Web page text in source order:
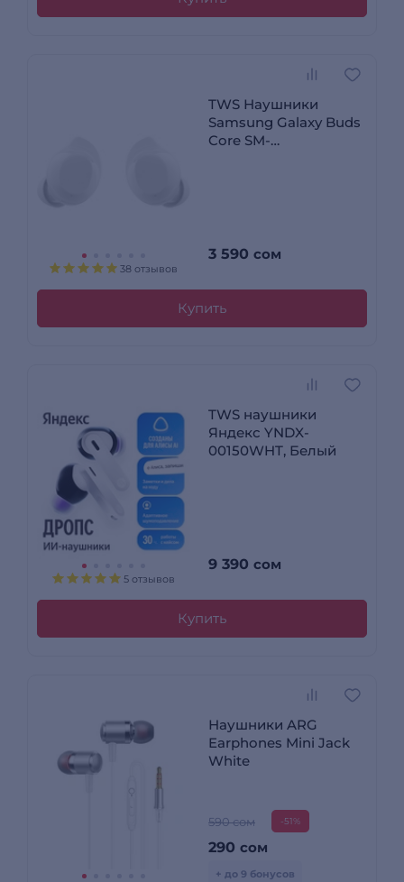
38 отзывов
TWS Наушники
Samsung Galaxy Buds
Core SM-
3 590 сом
Купить
5 отзывов
TWS наушники
Яндекс YNDX-
00150WHT, Белый
9 390 сом
Купить
Наушники ARG
Earphones Mini Jack
White
590 сом -51%
290 сом
+ до 9 бонусов